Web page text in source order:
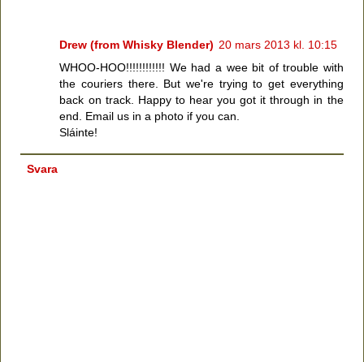
Drew (from Whisky Blender) 20 mars 2013 kl. 10:15
WHOO-HOO!!!!!!!!!!!! We had a wee bit of trouble with
the couriers there. But we're trying to get everything
back on track. Happy to hear you got it through in the
end. Email us in a photo if you can.
Sláinte!
Svara